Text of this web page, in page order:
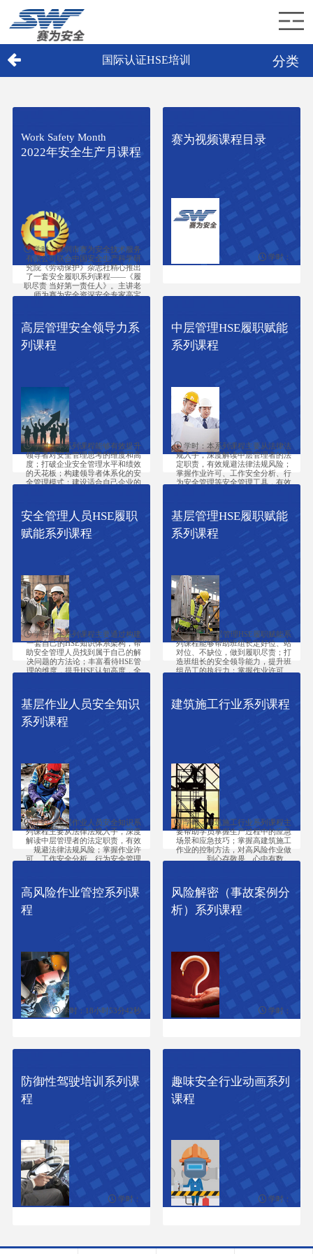
赛为业务
联系赛为
国际认证HSE培训 分类
Work Safety Month
2022年安全生产月课程
学时：深圳市赛为安全技术服务
有限公司联合中国安全生产科学研
究院《劳动保护》杂志社精心推出
了一套安全履职系列课程——《履
职尽责 当好第一责任人》。主讲老
师为赛为安全资深安全专家高宝
业安全生产关键问题。
赛为视频课程目录
学时：
高层管理安全领导力系
列课程
学时：本系列课程能够有效提升
领导者对安全管理思考的维度和高
度；打破企业安全管理水平和绩效
的天花板；构建领导者体系化的安
全管理模式；建设适合自己企业的
中层管理HSE履职赋能
系列课程
学时：本系列课程主要从法律法
规入手，深度解读中层管理者的法
定职责，有效规避法律法规风险；
掌握作业许可、工作安全分析、行
为安全管理等安全管理工具，有效
险作业的控制方法，熟悉能量隔离
和气体检测等专项技能，并掌握生
产过程中的应急场景和应急技巧。
安全管理人员HSE履职
赋能系列课程
学时：本系列课程主要通过构建
一套自己的HSE知识体系架构，帮
助安全管理人员找到属于自己的解
决问题的方法论；丰富看待HSE管
理的维度，提升HSE认知高度，全
作更好地为生产经营保健护航；厘
清安全管理思路，抓住核心关键环
节；了解国际大公司先进的管理方
法和理念；掌握应急场景构建方法
和应急处置技巧；提升HSE监督人
管理工作。
基层管理HSE履职赋能
系列课程
学时：基层管理HSE履职赋能系
列课程能够帮助班组长定好位、站
对位、不缺位，做到履职尽责；打
造班组长的安全领导能力，提升班
组员工的执行力；掌握作业许可、
险，规范班组成员的作业行为，有
效预防事故发生；让班组长掌握能
业现场给予示范指导；对厨房和办
公室等容易忽略风险地方，有了更
基层作业人员安全知识
系列课程
学时：基层作业人员安全知识系
列课程主要从法律法规入手，深度
解读中层管理者的法定职责，有效
规避法律法规风险；掌握作业许
可、工作安全分析、行为安全管理
事故发生；掌握高风险作业的控制
方法，对高风险作业做到心存敬
畏、心中有数；熟悉能量隔离和气
体检测等专项技能，关键环节给予
指导；对厨房和办公室等容易忽略
应急技巧。
建筑施工行业系列课程
学时：建筑施工行业系列课程主
要帮助学员掌握生产过程中的应急
场景和应急技巧；掌握高建筑施工
作业的控制方法，对高风险作业做
到心存敬畏、心中有数。
高风险作业管控系列课
程
学时：18小时53分42秒
风险解密（事故案例分
析）系列课程
学时：
防御性驾驶培训系列课
程
学时：
趣味安全行业动画系列
课程
学时：